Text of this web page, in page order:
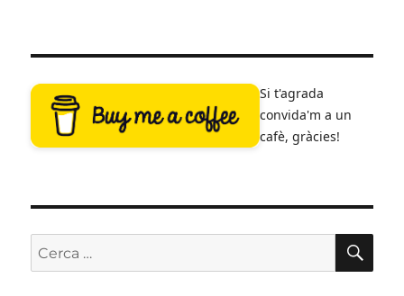
Si t'agrada
convida'm a un
cafè, gràcies!
Cerca: